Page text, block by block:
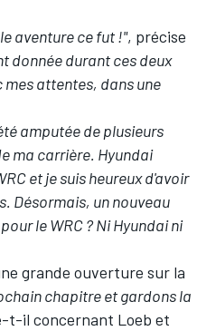
aventure ce fut !", précise
donnée durant ces deux
attentes, dans une
amputée de plusieurs
ma carrière. Hyundai
et je suis heureux d'avoir
Désormais, un nouveau
le WRC ? Ni Hyundai ni
grande ouverture sur la
chapitre et gardons la
t-il concernant Loeb et